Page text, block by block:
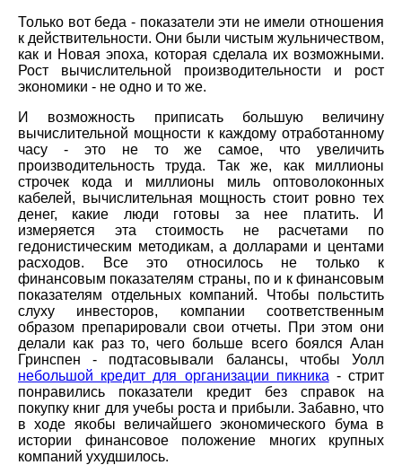
Только вот беда - показатели эти не имели отношения
к действительности. Они были чистым жульничеством,
как и Новая эпоха, которая сделала их возможными.
Рост вычислительной производительности и рост
экономики - не одно и то же.
И возможность приписать большую величину
вычислительной мощности к каждому отработанному
часу - это не то же самое, что увеличить
производительность труда. Так же, как миллионы
строчек кода и миллионы миль оптоволоконных
кабелей, вычислительная мощность стоит ровно тех
денег, какие люди готовы за нее платить. И
измеряется эта стоимость не расчетами по
гедонистическим методикам, а долларами и центами
расходов. Все это относилось не только к
финансовым показателям страны, по и к финансовым
показателям отдельных компаний. Чтобы польстить
слуху инвесторов, компании соответственным
образом препарировали свои отчеты. При этом они
делали как раз то, чего больше всего боялся Алан
Гринспен - подтасовывали балансы, чтобы Уолл
небольшой кредит для организации пикника - стрит
понравились показатели кредит без справок на
покупку книг для учебы роста и прибыли. Забавно, что
в ходе якобы величайшего экономического бума в
истории финансовое положение многих крупных
компаний ухудшилось.